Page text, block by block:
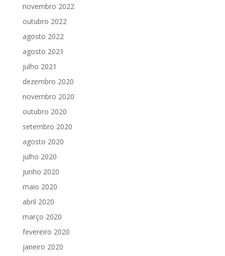
novembro 2022
outubro 2022
agosto 2022
agosto 2021
julho 2021
dezembro 2020
novembro 2020
outubro 2020
setembro 2020
agosto 2020
julho 2020
junho 2020
maio 2020
abril 2020
março 2020
fevereiro 2020
janeiro 2020